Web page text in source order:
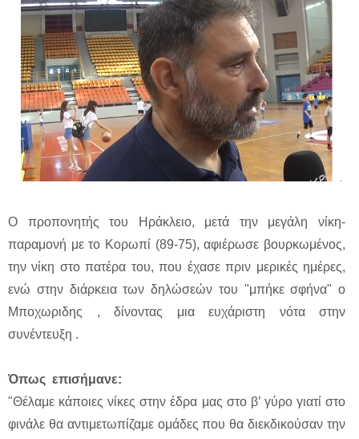
Ο προπονητής του Ηράκλειο, μετά την μεγάλη νίκη-
παραμονή με το Κορωπί (89-75), αφιέρωσε βουρκωμένος,
την νίκη στο πατέρα του, που έχασε πριν μερικές ημέρες,
ενώ στην διάρκεια των δηλώσεών του "μπήκε σφήνα" ο
Μποχωριδης , δίνοντας μια ευχάριστη νότα στην
συνέντευξη .
Όπως επισήμανε:
"Θέλαμε κάποιες νίκες στην έδρα μας στο β’ γύρο γιατί στο
φινάλε θα αντιμετωπίζαμε ομάδες που θα διεκδικούσαν την